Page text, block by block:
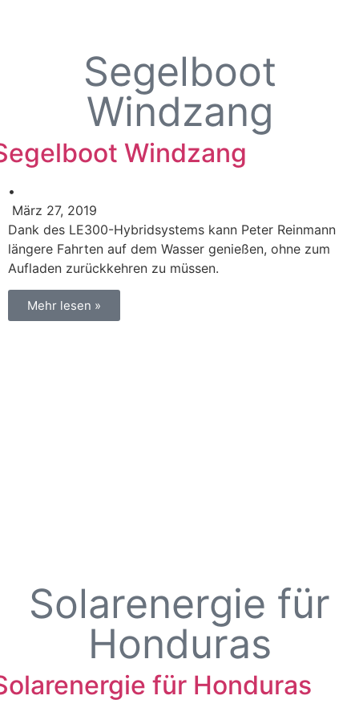
Segelboot
Windzang
Windzang
•
März 27, 2019
Dank des LE300-Hybridsystems kann Peter Reinmann
längere Fahrten auf dem Wasser genießen, ohne zum
Aufladen zurückkehren zu müssen.
Mehr lesen »
Solarenergie für
Honduras
für Honduras